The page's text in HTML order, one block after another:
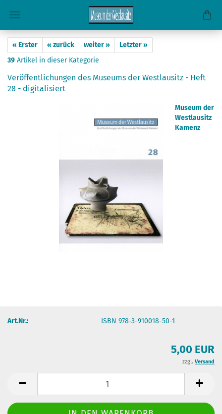
« Erster « zurück weiter »
Letzter »
39 Artikel in dieser Kategorie
Veröffentlichungen des Museums der Westlausitz - Heft
28 - digitalisiert
Museum der
Westlausitz
Kamenz
Art.Nr.: ISBN 978-3-910018-50-1
5,00 EUR
zzgl. Versand